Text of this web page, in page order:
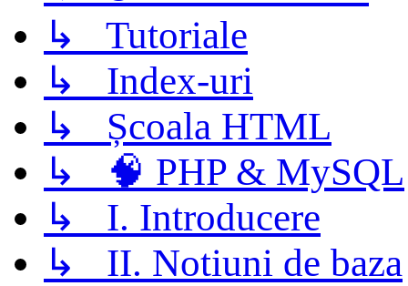
↳ Tutoriale
↳ Index-uri
↳ Școala HTML
↳ 🧠 PHP & MySQL
↳ I. Introducere
↳ II. Notiuni de baza